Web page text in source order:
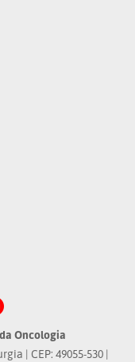
Oncologia
| CEP: 49055-530 |